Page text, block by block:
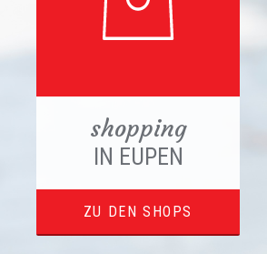
shopping
IN EUPEN
ZU DEN SHOPS